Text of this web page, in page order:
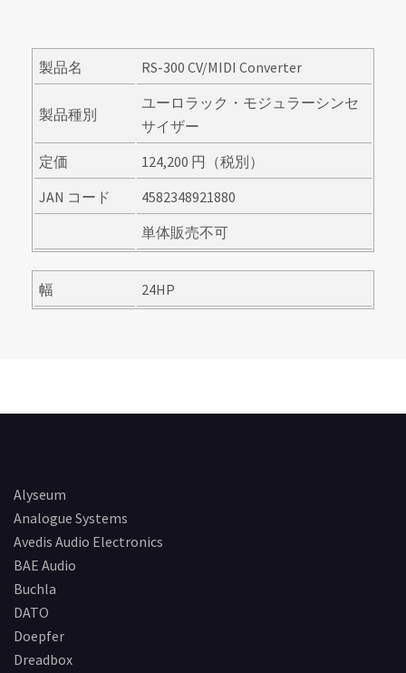
製品名 RS-300 CV/MIDI Converter
製品種別
ユーロラック・モジュラーシンセ
サイザー
定価
124,200 円（税別）
JAN コード
4582348921880
単体販売不可
幅 24HP
Alyseum
Analogue Systems
Avedis Audio Electronics
BAE Audio
Buchla
DATO
Doepfer
Dreadbox